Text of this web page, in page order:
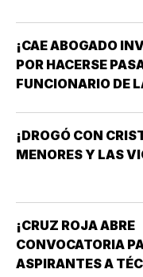
¡CAE ABOGADO
POR HACERSE
FUNCIONARIO DE
¡DROGÓ CON
MENORES Y LAS
¡CRUZ ROJA ABRE
CONVOCATORIA
ASPIRANTES A